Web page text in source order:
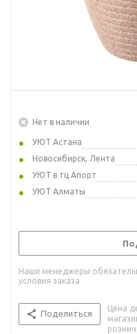
Нет в наличии
УЮТ Астана
Новосибирск, Лента
УЮТ в тц Апорт
УЮТ Алматы
Наши менеджеры
условия заказа
Поделиться
Цена